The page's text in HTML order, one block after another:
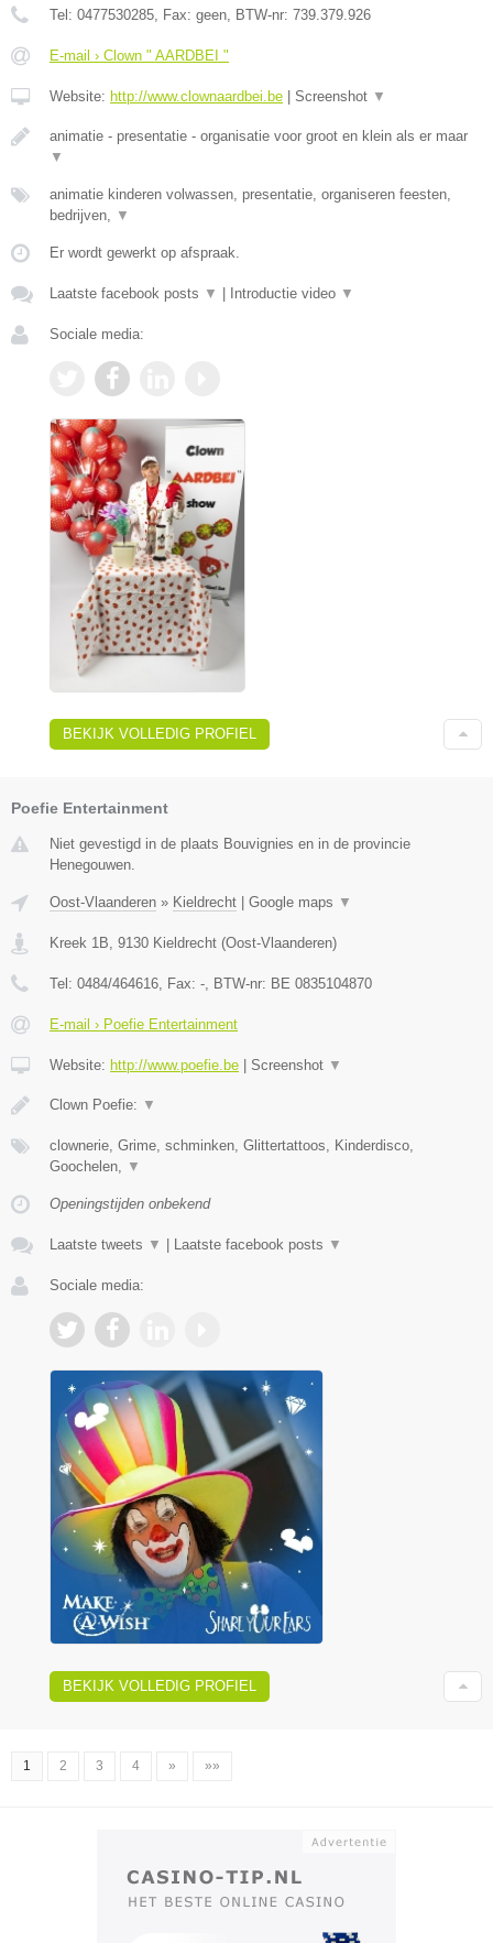
Tel: 0477530285, Fax: geen, BTW-nr: 739.379.926
E-mail › Clown " AARDBEI "
Website: http://www.clownaardbei.be Screenshot ▼
animatie - presentatie - organisatie voor groot en klein als er maar
▼
animatie kinderen volwassen, presentatie, organiseren feesten,
bedrijven, ▼
Er wordt gewerkt op afspraak.
Laatste facebook posts ▼ Introductie video ▼
Sociale media:
BEKIJK VOLLEDIG PROFIEL
Poefie Entertainment
Niet gevestigd in de plaats Bouvignies en in de provincie
Henegouwen.
Oost-Vlaanderen » Kieldrecht Google maps ▼
Kreek 1B, 9130 Kieldrecht (Oost-Vlaanderen)
Tel: 0484/464616, Fax: -, BTW-nr: BE 0835104870
E-mail › Poefie Entertainment
Website: http://www.poefie.be Screenshot ▼
Clown Poefie: ▼
clownerie, Grime, schminken, Glittertattoos, Kinderdisco,
Goochelen, ▼
Openingstijden onbekend
Laatste tweets ▼ Laatste facebook posts ▼
Sociale media:
BEKIJK VOLLEDIG PROFIEL
1 2 3 4 » »»